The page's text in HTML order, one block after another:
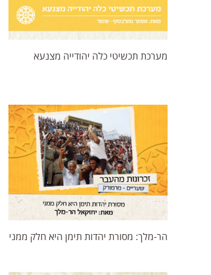
מערכת תכשיטי כלה יהודייה מצנעא
הר-מלך: מסורת יהדות תימן היא חלק ממני